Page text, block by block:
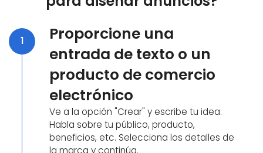
1
Proporcione una
entrada de texto o un
producto de comercio
electrónico
Ve a la opción "Crear" y escribe tu idea.
Habla sobre tu público, producto,
beneficios, etc. Selecciona los detalles de
la marca y continúa.